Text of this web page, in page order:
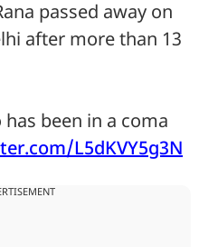
passed away on
after more than 13
been in a coma
L5dKVY5g3N